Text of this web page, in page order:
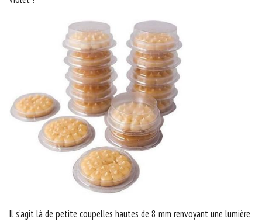
Il s’agit là de petite coupelles hautes de 8 mm renvoyant une lumière